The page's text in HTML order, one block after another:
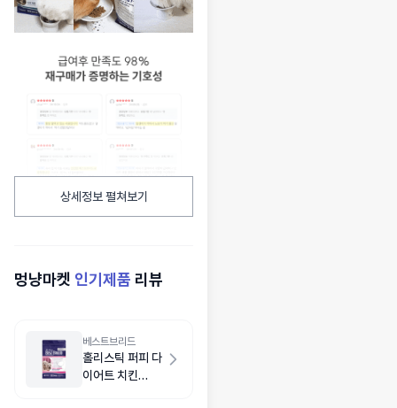
상세정보 펼쳐보기
멍냥마켓 인기제품 리뷰
베스트브리드
홀리스틱 퍼피 다
이어트 치킨